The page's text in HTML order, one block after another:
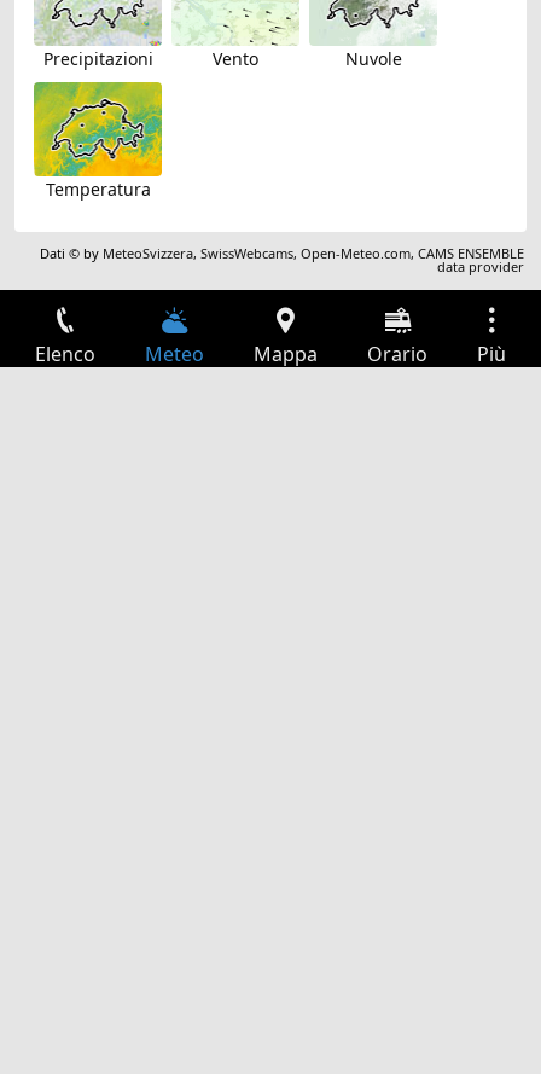
Precipitazioni Vento Nuvole
Temperatura
Dati © by MeteoSvizzera,SwissWebcams,Open-Meteo.com,CAMS ENSEMBLE
data provider
Elenco Meteo Mappa Orario Più